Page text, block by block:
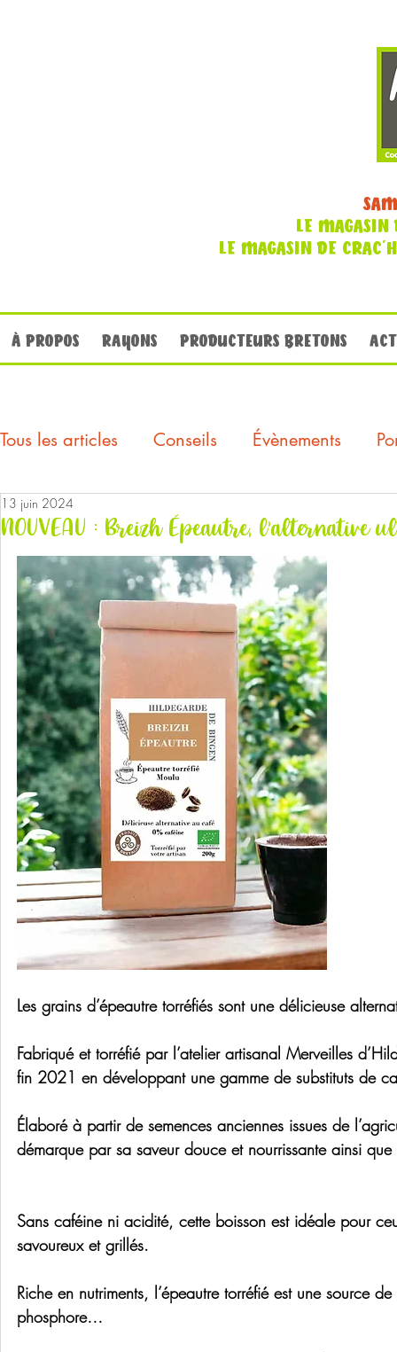
LE MAGASIN
LE MAGASIN DE
À PROPOS RAYONS PRODUCTEURS BRETONS
Tous les articles Conseils Évènements
NOUVEAU : Breizh Épeautre, l'alternative
13 juin 2024
Les grains d’épeautre torréfiés sont une délicieuse
Fabriqué et torréfié par l’atelier artisanal Merveilles
fin 2021 en développant une gamme de substituts de
Élaboré à partir de semences anciennes issues de
démarque par sa saveur douce et nourrissante ainsi
Sans caféine ni acidité, cette boisson est idéale pour
savoureux et grillés.
Riche en nutriments, l’épeautre torréfié est une source
phosphore…